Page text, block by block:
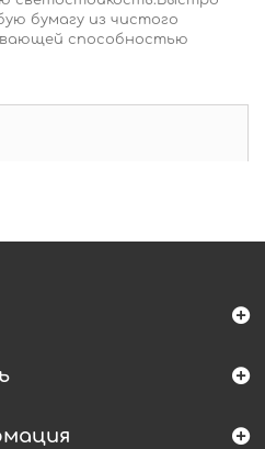
бумагу из чистого
способностью